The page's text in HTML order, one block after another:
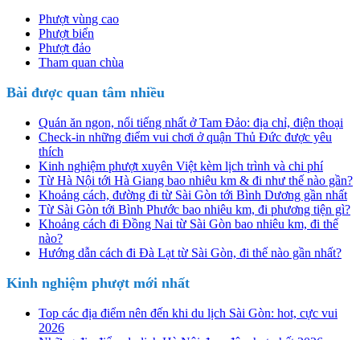
Phượt vùng cao
Phượt biển
Phượt đảo
Tham quan chùa
Bài được quan tâm nhiều
Quán ăn ngon, nổi tiếng nhất ở Tam Đảo: địa chỉ, điện thoại
Check-in những điểm vui chơi ở quận Thủ Đức được yêu
thích
Kinh nghiệm phượt xuyên Việt kèm lịch trình và chi phí
Từ Hà Nội tới Hà Giang bao nhiêu km & đi như thế nào gần?
Khoảng cách, đường đi từ Sài Gòn tới Bình Dương gần nhất
Từ Sài Gòn tới Bình Phước bao nhiêu km, đi phương tiện gì?
Khoảng cách đi Đồng Nai từ Sài Gòn bao nhiêu km, đi thế
nào?
Hướng dẫn cách đi Đà Lạt từ Sài Gòn, đi thế nào gần nhất?
Kinh nghiệm phượt mới nhất
Top các địa điểm nên đến khi du lịch Sài Gòn: hot, cực vui
2026